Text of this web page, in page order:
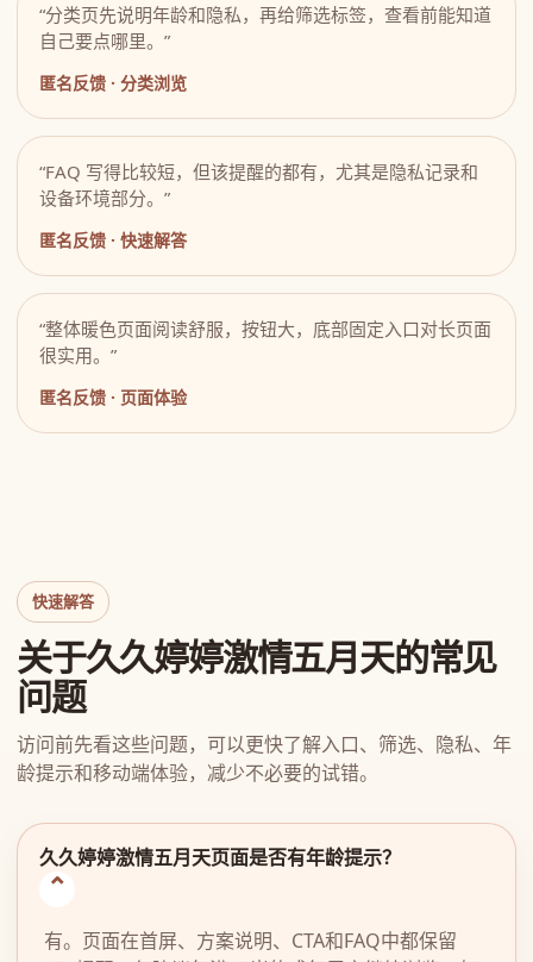
“分类页先说明年龄和隐私，再给筛选标签，查看前能知道
自己要点哪里。”
匿名反馈 · 分类浏览
“FAQ 写得比较短，但该提醒的都有，尤其是隐私记录和
设备环境部分。”
匿名反馈 · 快速解答
“整体暖色页面阅读舒服，按钮大，底部固定入口对长页面
很实用。”
匿名反馈 · 页面体验
快速解答
关于久久婷婷激情五月天的常见
问题
访问前先看这些问题，可以更快了解入口、筛选、隐私、年
龄提示和移动端体验，减少不必要的试错。
久久婷婷激情五月天页面是否有年龄提示？
有。页面在首屏、方案说明、CTA和FAQ中都保留